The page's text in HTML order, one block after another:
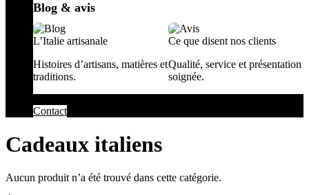
Blog & avis
L’Italie artisanale
Histoires d’artisans, matières et
traditions.
Ce que disent nos clients
Qualité, service et présentation
soignée.
Contact
Cadeaux italiens
Aucun produit n’a été trouvé dans cette catégorie.